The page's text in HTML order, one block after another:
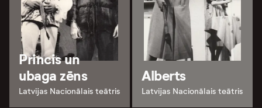
Princis un
ubaga zēns
Latvijas Nacionālais teātris
Alberts
Latvijas Nacionālais teātris